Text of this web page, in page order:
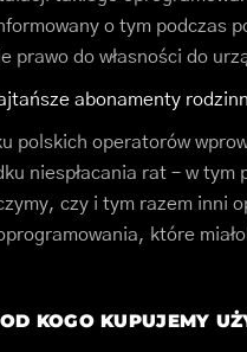
o tym podczas
prawo do własności do
abonamenty
polskich operatorów
niespłacania rat – w
czy i tym razem inni
które
KOGO KUPUJEMY